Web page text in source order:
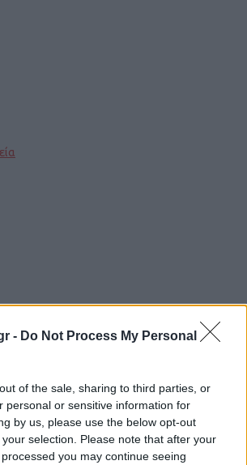
- Do Not Process My Personal
of the sale, sharing to third parties, or
personal or sensitive information for
by us, please use the below opt-out
selection. Please note that after your
you may continue seeing